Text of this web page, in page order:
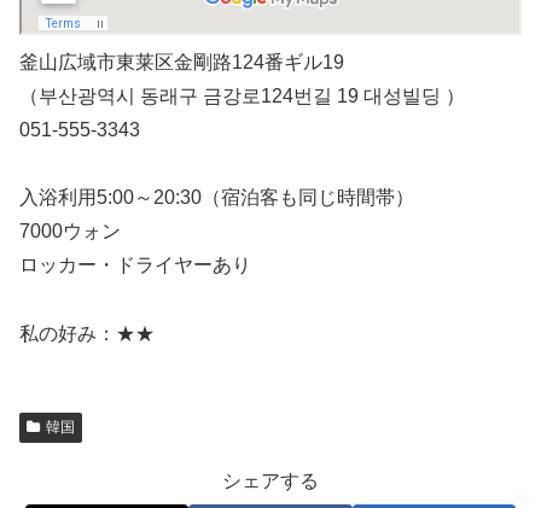
釜山広域市東莱区金剛路124番ギル19
（부산광역시 동래구 금강로124번길 19 대성빌딩 ）
051-555-3343
入浴利用5:00～20:30（宿泊客も同じ時間帯）
7000ウォン
ロッカー・ドライヤーあり
私の好み：★★
韓国
シェアする